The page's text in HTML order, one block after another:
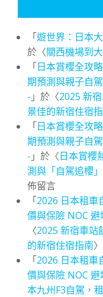
「遊世界：日本
於〈關西機場到
「日本賞櫻全攻
期預測與親子自
- 」於〈2025 新
景佳的新宿住宿
「日本賞櫻全攻
期預測與親子自
- 」於〈日本賞櫻
測與「自駕追櫻
佈留言
「2026 日本租車
價與保險 NOC 避
〈2025 新宿車站
的新宿住宿指南
「2026 日本租車
價與保險 NOC 避
本九州F3自駕，